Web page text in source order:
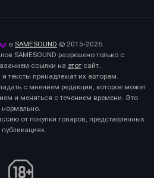
в SAMESOUND © 2015-2026.
SAMESOUND разрешено только с
ссылки на этотсайт.
тексты принадлежат их авторам.
с мнением редакции, которое может
и меняться с течением времени. Это
нормально.
от покупки товаров, представленных
публикациях.